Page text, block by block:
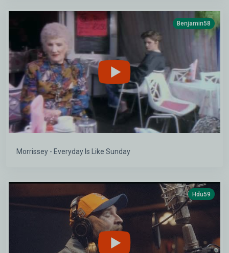
Benjamin58
Morrissey - Everyday Is Like Sunday
Hdu59